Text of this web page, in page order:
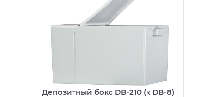
Депозитный бокс DB-210 (к DB-8)